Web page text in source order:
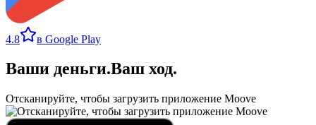
4.8 в Google Play
Ваши деньги.Ваш ход.
Отсканируйте, чтобы загрузить приложение Moove